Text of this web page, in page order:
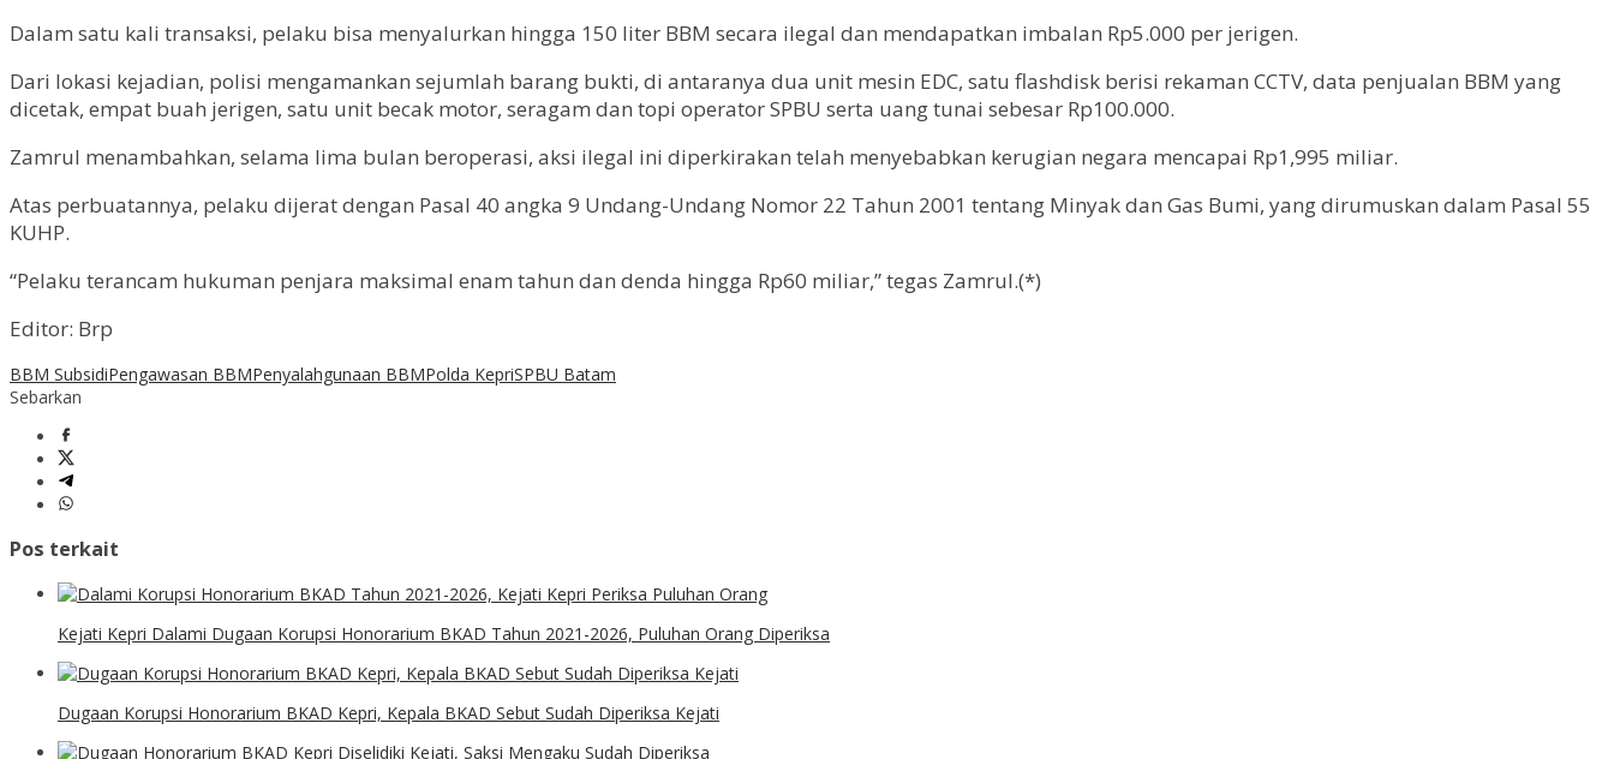
Dalam satu kali transaksi, pelaku bisa menyalurkan hingga 150 liter BBM secara ilegal dan mendapatkan imbalan Rp5.000 per jerigen.
Dari lokasi kejadian, polisi mengamankan sejumlah barang bukti, di antaranya dua unit mesin EDC, satu flashdisk berisi rekaman CCTV, data penjualan BBM yang
dicetak, empat buah jerigen, satu unit becak motor, seragam dan topi operator SPBU serta uang tunai sebesar Rp100.000.
Zamrul menambahkan, selama lima bulan beroperasi, aksi ilegal ini diperkirakan telah menyebabkan kerugian negara mencapai Rp1,995 miliar.
Atas perbuatannya, pelaku dijerat dengan Pasal 40 angka 9 Undang-Undang Nomor 22 Tahun 2001 tentang Minyak dan Gas Bumi, yang dirumuskan dalam Pasal 55
KUHP.
“Pelaku terancam hukuman penjara maksimal enam tahun dan denda hingga Rp60 miliar,” tegas Zamrul.(*)
Editor: Brp
BBM SubsidiPengawasan BBMPenyalahgunaan BBMPolda KepriSPBU Batam
Sebarkan
Pos terkait
Kejati Kepri Dalami Dugaan Korupsi Honorarium BKAD Tahun 2021-2026, Puluhan Orang Diperiksa
Dugaan Korupsi Honorarium BKAD Kepri, Kepala BKAD Sebut Sudah Diperiksa Kejati